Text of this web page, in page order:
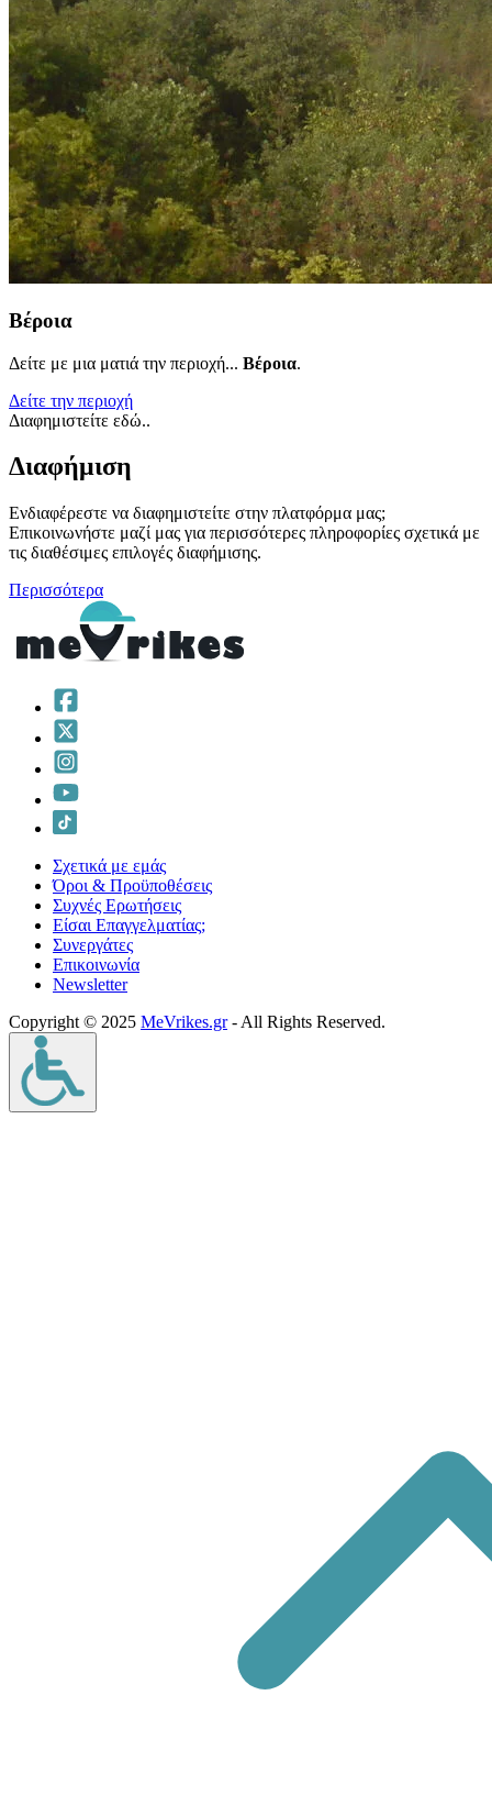
Βέροια
Δείτε με μια ματιά την περιοχή... Βέροια.
Δείτε την περιοχή
Διαφημιστείτε εδώ..
Διαφήμιση
Ενδιαφέρεστε να διαφημιστείτε στην πλατφόρμα μας;
Επικοινωνήστε μαζί μας για περισσότερες πληροφορίες σχετικά με
τις διαθέσιμες επιλογές διαφήμισης.
Περισσότερα
Σχετικά με εμάς
Όροι & Προϋποθέσεις
Συχνές Ερωτήσεις
Είσαι Επαγγελματίας;
Συνεργάτες
Επικοινωνία
Νewsletter
Copyright © 2025 MeVrikes.gr- All Rights Reserved.